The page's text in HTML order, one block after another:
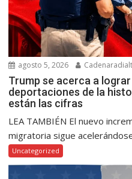
agosto 5, 2026
Trump se acerca a
deportaciones de la
están las cifras
LEA TAMBIÉN El nuevo
migratoria sigue
Uncategorized